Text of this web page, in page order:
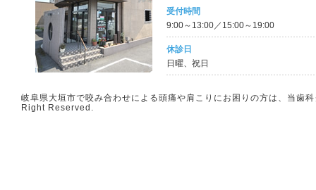
受付時間
9:00～13:00／15:00～19:00
休診日
日曜、祝日
岐阜県大垣市で咬み合わせによる頭痛や肩こりにお困りの方は、当
Right Reserved.